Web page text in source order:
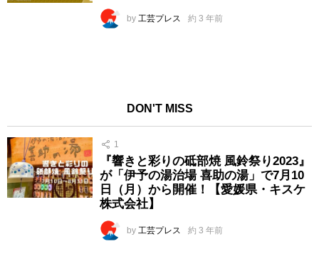
by 工芸プレス 約 3 年前
DON'T MISS
1
『響きと彩りの砥部焼 風鈴祭り2023』
が「伊予の湯治場 喜助の湯」で7月10
日（月）から開催！【愛媛県・キスケ
株式会社】
by 工芸プレス 約 3 年前